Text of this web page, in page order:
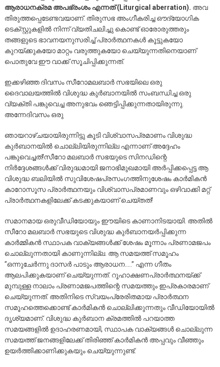
ആരാധനക്രമ അപഭ്രംശം എന്നത് (Liturgical aberration). അവ
തിരുത്തപ്പെടേണ്ടവയാണ്. തിരുസഭ അംഗീകരിച്ച ഔദ്യോഗിക
ടെക്സ്റ്റുകളിൽ നിന്ന് വ്യതിചലിച്ചു കൊണ്ട് ഓരോരുത്തരും
തങ്ങളുടെ ഭാവനയനുസരിച്ച് പ്രാർത്ഥനകൾ കൂട്ടുകയോ
കുറയ്ക്കുകയോ മാറ്റം വരുത്തുകയോ ചെയ്യുന്നതിനെയാണ്
പൊതുവേ ഈ വാക്ക് സൂചിപ്പിക്കുന്നത്.
ഇക്കഴിഞ്ഞ ദിവസം സീറോമലബാർ സഭയിലെ ഒരു
ദൈവാലയത്തിൽ വിശുദ്ധ കുർബാനയിൽ സംബന്ധിച്ച ഒരു
വ്യക്തി പങ്കുവെച്ച അനുഭവം ഞെട്ടിപ്പിക്കുന്നതായിരുന്നു.
അന്നേദിവസം ഒരു
ഞായറാഴ്ചയായിരുന്നിട്ടു കൂടി വിശ്വാസപ്രമാണം വിശുദ്ധ
കുർബാനയിൽ ചൊല്ലിയിരുന്നില്ല എന്നാണ് അദ്ദേഹം
പങ്കുവെച്ചത്!സീറോ മലബാർ സഭയുടെ സിനഡിന്റെ
നിർദ്ദേശങ്ങൾക്ക്‌ വിരുദ്ധമായി ജനാഭിമുഖമായി അർപ്പിക്കപ്പെട്ട ആ
വിശുദ്ധ ബലിയിൽ സുവിശേഷപ്രസംഗത്തിനുശേഷം കാർമികൻ
കാറോസൂസ പ്രാർത്ഥനയും വിശ്വാസപ്രമാണവും ഒഴിവാക്കി മറ്റ്
പ്രാർത്ഥനകളിലേക്ക് കടക്കുകയാണ് ചെയ്തത്!
സമാനമായ ഒരുവീഡിയോയും ഈയിടെ കാണാനിടയായി. അതിൽ
സീറോ മലബാർ സഭയുടെ വിശുദ്ധ കുർബാനയർപ്പിക്കുന്ന
കാർമ്മികൻ സ്ഥാപക വാക്യങ്ങൾക്ക് ശേഷം മൂന്നാം പ്രണാമജപം
ചൊല്ലുന്നതായി കാണുന്നില്ല. ആ സമയത്ത് സമൂഹം
“ഒന്നുചേർന്നു ദാസര്‍ പാടും ആരാധന…..” എന്ന ഗീതം
ആലപിക്കുകയാണ് ചെയ്യുന്നത്. റൂഹാക്ഷണപ്രാർത്ഥനയ്ക്ക്
മുമ്പുള്ള നാലാം പ്രണാമജപത്തിന്റെ സമയത്തും ഇപ്രകാരമാണ്
ചെയ്യുന്നത്. അതിനിടെ സ്വയംപ്രേരിതമായ പ്രാർത്ഥന
സമൂഹത്തെക്കൊണ്ട് കാർമികൻ ചൊല്ലിക്കുന്നതും വീഡിയോയിൽ
ദൃശ്യമാണ്. വിശുദ്ധ കുർബാന ക്രമത്തിൽ പറയാത്ത
സമയങ്ങളിൽ ഉദാഹരണമായി, സ്ഥാപക വാക്യങ്ങൾ ചൊല്ലുന്ന
സമയത്ത് ജനങ്ങളിലേക്ക് തിരിഞ്ഞ് കാർമികൻ അപ്പവും വീഞ്ഞും
ഉയർത്തിക്കാണിക്കുകയും ചെയ്യുന്നുണ്ട്.